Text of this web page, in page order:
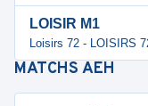
LOISIR M1
Loisirs 72 - LOISIRS
MATCHS AEH